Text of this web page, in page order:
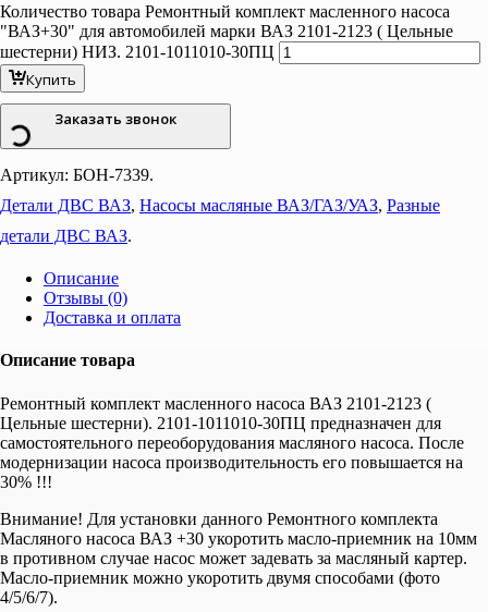
Количество товара Ремонтный комплект масленного насоса
"ВАЗ+30" для автомобилей марки ВАЗ 2101-2123 ( Цельные
шестерни) НИЗ. 2101-1011010-30ПЦ
Купить
Заказать звонок
Артикул: БОН-7339.
Детали ДВС ВАЗ, Насосы масляные ВАЗ/ГАЗ/УАЗ, Разные
детали ДВС ВАЗ.
Описание
Отзывы (0)
Доставка и оплата
Описание товара
Ремонтный комплект масленного насоса ВАЗ 2101-2123 (
Цельные шестерни). 2101-1011010-30ПЦ предназначен для
самостоятельного переоборудования масляного насоса. После
модернизации насоса производительность его повышается на
30% !!!
Внимание! Для установки данного Ремонтного комплекта
Масляного насоса ВАЗ +30 укоротить масло-приемник на 10мм
в противном случае насос может задевать за масляный картер.
Масло-приемник можно укоротить двумя способами (фото
4/5/6/7).